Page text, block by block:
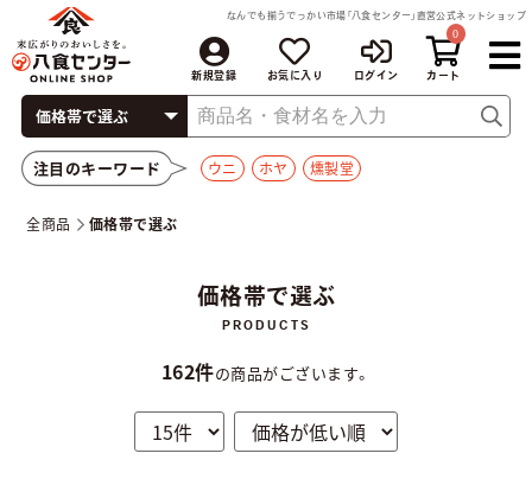
なんでも揃うでっかい市場「八食センター」直営公式ネットショップ
新規登録 お気に入り ログイン
0
注目のキーワード ウニ ホヤ 燻製堂
全商品 価格帯で選ぶ
価格帯で選ぶ
162件の商品がございます。